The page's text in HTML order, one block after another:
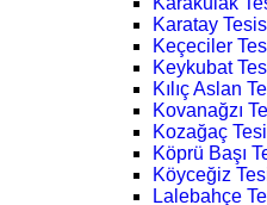
Karatay
Keçeciler
Keykubat
Kılıç Aslan
Kovanağzı
Kozağaç
Köprü Başı
Köyceğiz
Lalebahçe